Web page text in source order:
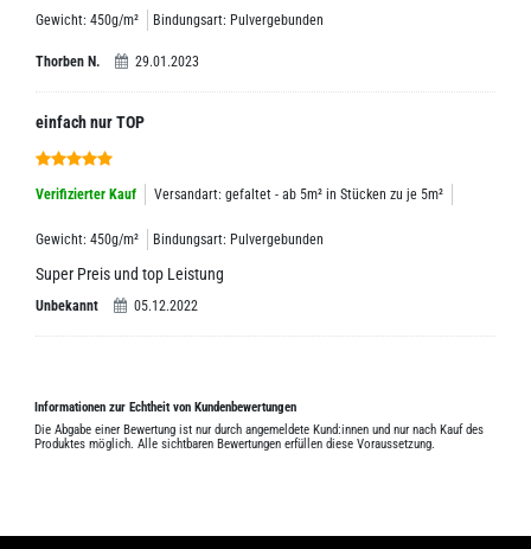
Gewicht: 450g/m² Bindungsart: Pulvergebunden
Thorben N. 29.01.2023
einfach nur TOP
Verifizierter Kauf Versandart: gefaltet - ab 5m² in Stücken zu je 5m²
Gewicht: 450g/m² Bindungsart: Pulvergebunden
Super Preis und top Leistung
Unbekannt 05.12.2022
Informationen zur Echtheit von Kundenbewertungen
Die Abgabe einer Bewertung ist nur durch angemeldete Kund:innen und nur nach Kauf des
Produktes möglich. Alle sichtbaren Bewertungen erfüllen diese Voraussetzung.